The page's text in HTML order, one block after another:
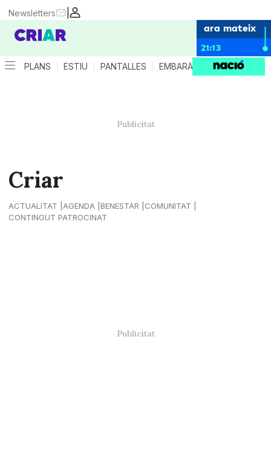
|
Newsletters
ara mateix
21:13
PLANS ESTIU PANTALLES EMBARÀS CRIANÇA
Criar
ACTUALITAT AGENDA BENESTAR
COMUNITAT
CONTINGUT PATROCINAT